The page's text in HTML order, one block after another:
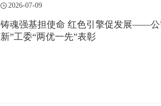
2026-07-09
铸魂强基担使命 红色引擎促发展——公
新”工委“两优一先”表彰